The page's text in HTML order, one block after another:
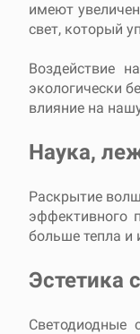
имеют
свет, который
Воздействие
экологически
влияние на
Наука,
Раскрытие
эффективного
больше тепла и
Эстетика
Светодиодные